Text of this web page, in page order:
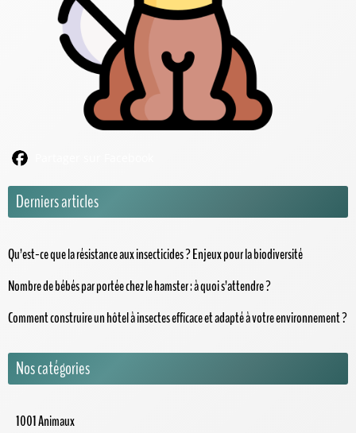
Derniers articles
Qu’est-ce que la résistance aux insecticides ? Enjeux pour la biodiversité
Nombre de bébés par portée chez le hamster : à quoi s’attendre ?
Comment construire un hôtel à insectes efficace et adapté à votre environnement ?
Nos catégories
1001 Animaux